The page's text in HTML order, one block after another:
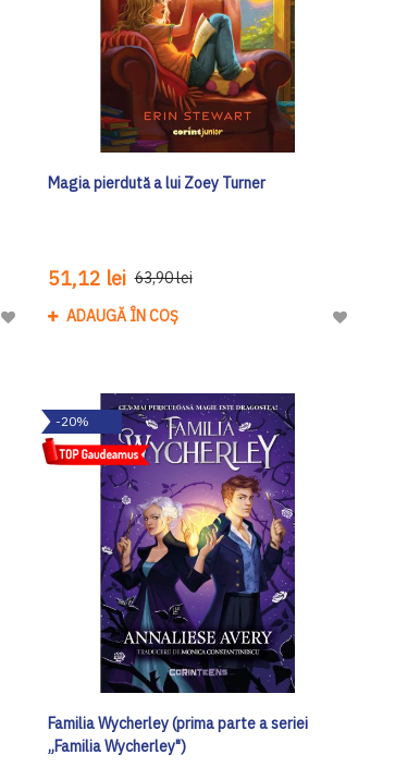
Adaugă
Dorinte
Magia pierdută a lui Zoey Turner
51,12 lei 63,90 lei
ADAUGĂ ÎN COȘ
Adaugă
-20%
Familia Wycherley (prima parte a seriei
„Familia Wycherley")